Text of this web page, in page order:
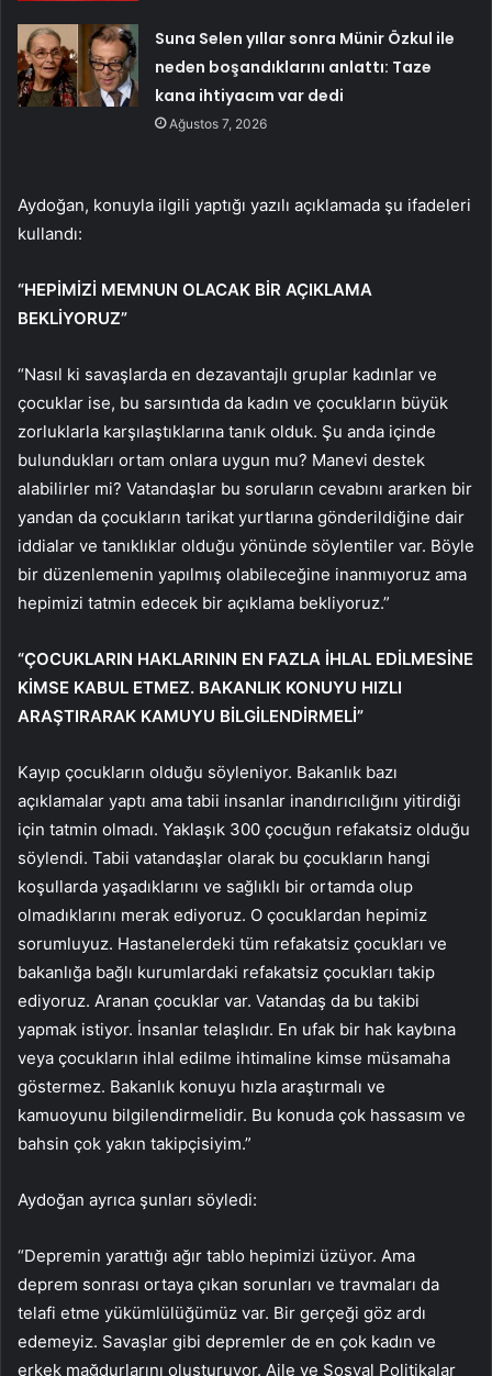
Suna Selen yıllar sonra Münir Özkul ile
neden boşandıklarını anlattı: Taze
kana ihtiyacım var dedi
Ağustos 7, 2026
Aydoğan, konuyla ilgili yaptığı yazılı açıklamada şu ifadeleri
kullandı:
“HEPİMİZİ MEMNUN OLACAK BİR AÇIKLAMA
BEKLİYORUZ”
“Nasıl ki savaşlarda en dezavantajlı gruplar kadınlar ve
çocuklar ise, bu sarsıntıda da kadın ve çocukların büyük
zorluklarla karşılaştıklarına tanık olduk. Şu anda içinde
bulundukları ortam onlara uygun mu? Manevi destek
alabilirler mi? Vatandaşlar bu soruların cevabını ararken bir
yandan da çocukların tarikat yurtlarına gönderildiğine dair
iddialar ve tanıklıklar olduğu yönünde söylentiler var. Böyle
bir düzenlemenin yapılmış olabileceğine inanmıyoruz ama
hepimizi tatmin edecek bir açıklama bekliyoruz.”
“ÇOCUKLARIN HAKLARININ EN FAZLA İHLAL EDİLMESİNE
KİMSE KABUL ETMEZ. BAKANLIK KONUYU HIZLI
ARAŞTIRARAK KAMUYU BİLGİLENDİRMELİ”
Kayıp çocukların olduğu söyleniyor. Bakanlık bazı
açıklamalar yaptı ama tabii insanlar inandırıcılığını yitirdiği
için tatmin olmadı. Yaklaşık 300 çocuğun refakatsiz olduğu
söylendi. Tabii vatandaşlar olarak bu çocukların hangi
koşullarda yaşadıklarını ve sağlıklı bir ortamda olup
olmadıklarını merak ediyoruz. O çocuklardan hepimiz
sorumluyuz. Hastanelerdeki tüm refakatsiz çocukları ve
bakanlığa bağlı kurumlardaki refakatsiz çocukları takip
ediyoruz. Aranan çocuklar var. Vatandaş da bu takibi
yapmak istiyor. İnsanlar telaşlıdır. En ufak bir hak kaybına
veya çocukların ihlal edilme ihtimaline kimse müsamaha
göstermez. Bakanlık konuyu hızla araştırmalı ve
kamuoyunu bilgilendirmelidir. Bu konuda çok hassasım ve
bahsin çok yakın takipçisiyim.”
Aydoğan ayrıca şunları söyledi:
“Depremin yarattığı ağır tablo hepimizi üzüyor. Ama
deprem sonrası ortaya çıkan sorunları ve travmaları da
telafi etme yükümlülüğümüz var. Bir gerçeği göz ardı
edemeyiz. Savaşlar gibi depremler de en çok kadın ve
erkek mağdurlarını oluşturuyor. Aile ve Sosyal Politikalar